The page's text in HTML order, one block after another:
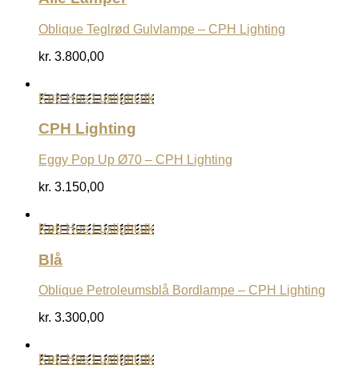
Oblique Teglrød Gulvlampe – CPH Lighting
kr. 3.800,00
Køb Hos Luxlight.dk
CPH Lighting
Eggy Pop Up Ø70 – CPH Lighting
kr. 3.150,00
Køb Hos Luxlight.dk
Blå
Oblique Petroleumsblå Bordlampe – CPH Lighting
kr. 3.300,00
Køb Hos Luxlight.dk